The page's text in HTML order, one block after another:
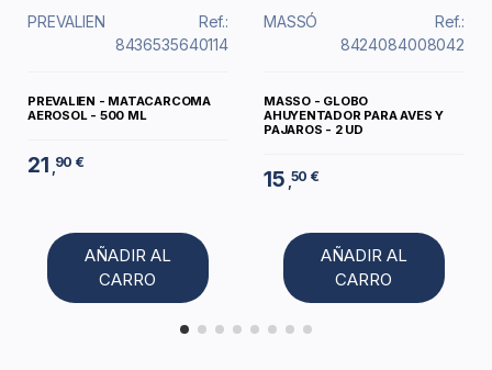
PREVALIEN
Ref.:
8436535640114
PREVALIEN - MATACARCOMA
AEROSOL - 500 ML
21 90 €
AÑADIR AL
CARRO
MASSÓ
Ref.:
8424084008042
MASSO - GLOBO
AHUYENTADOR PARA AVES Y
PAJAROS - 2 UD
15 ,50 €
AÑADIR AL
CARRO